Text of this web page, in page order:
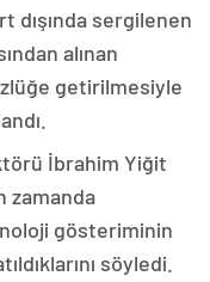
dışında sergilenen
alınan
getirilmesiyle
İbrahim Yiğit
zamanda
gösteriminin
söyledi.